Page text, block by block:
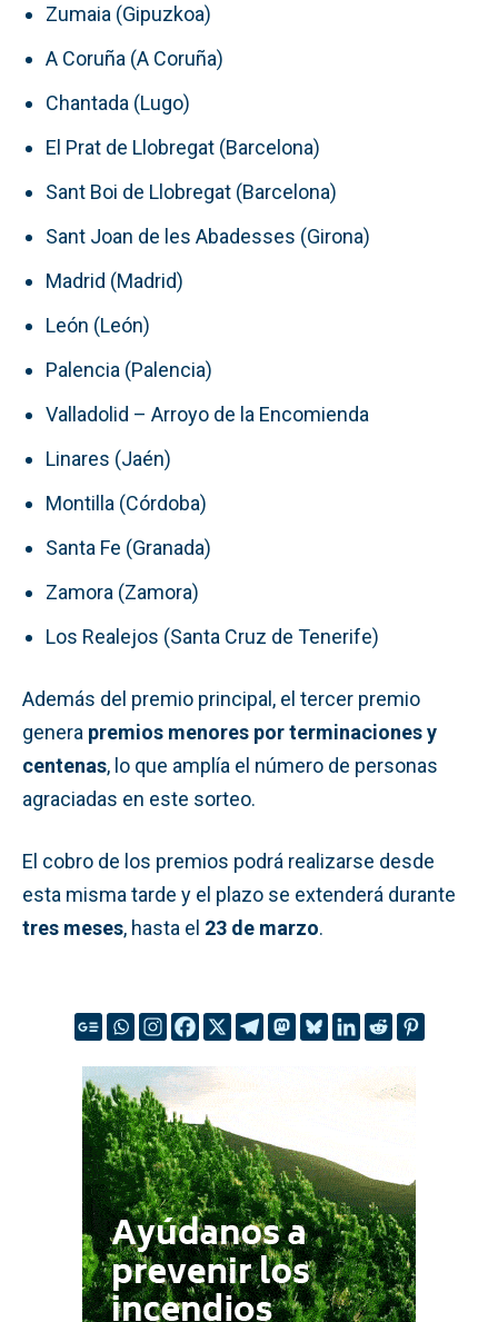
Zumaia (Gipuzkoa)
A Coruña (A Coruña)
Chantada (Lugo)
El Prat de Llobregat (Barcelona)
Sant Boi de Llobregat (Barcelona)
Sant Joan de les Abadesses (Girona)
Madrid (Madrid)
León (León)
Palencia (Palencia)
Valladolid – Arroyo de la Encomienda
Linares (Jaén)
Montilla (Córdoba)
Santa Fe (Granada)
Zamora (Zamora)
Los Realejos (Santa Cruz de Tenerife)
Además del premio principal, el tercer premio
genera premios menores por terminaciones y
centenas, lo que amplía el número de personas
agraciadas en este sorteo.
El cobro de los premios podrá realizarse desde
esta misma tarde y el plazo se extenderá durante
tres meses, hasta el 23 de marzo.